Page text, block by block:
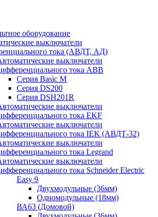
оборудование
выключатели
тока (АВДТ, АД)
выключатели
тока ABB
Серия Basic M
Серия DS200
Серия DSH201R
выключатели
тока EKF
выключатели
тока IEK (АВДТ-32)
выключатели
тока Legrand
выключатели
тока Schneider Electric
Easy 9
Двухмодульные (36мм)
Одномодульные (18мм)
ВА63 (Домовой)